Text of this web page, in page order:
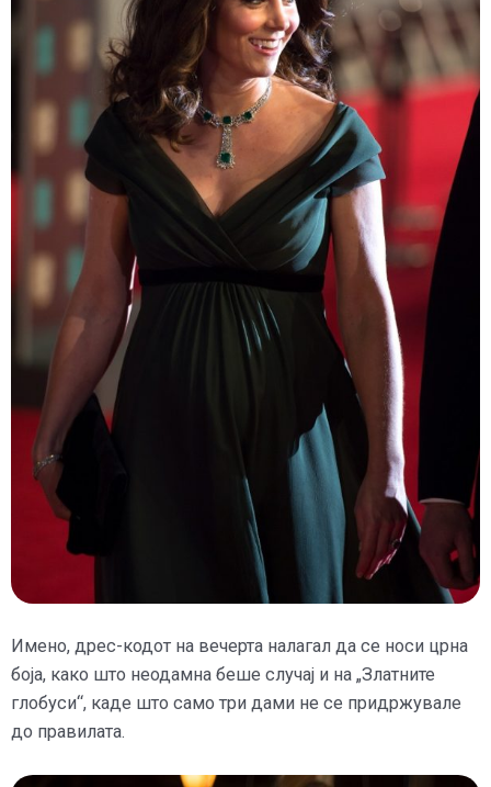
Имено, дрес-кодот на вечерта налагал да се носи црна
боја, како што неодамна беше случај и на „Златните
глобуси“, каде што само три дами не се придржувале
до правилата.